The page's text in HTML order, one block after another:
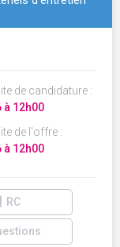
de candidature :
à 12h00
de l'offre :
à 12h00
RC